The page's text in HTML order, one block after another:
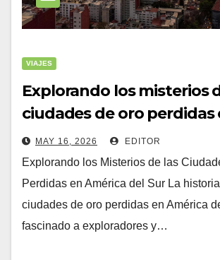
VIAJES
Explorando los misterios
ciudades de oro perdidas
América del Sur (misterios
MAY 16, 2026 EDITOR
Explorando los Misterios de las
Perdidas en América del Sur La
ciudades de oro perdidas en América
fascinado a exploradores y…